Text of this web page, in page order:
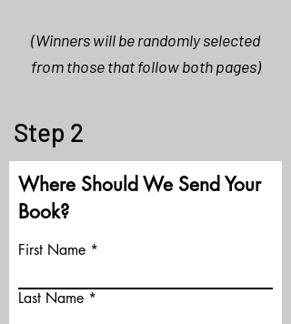
(Winnerswill be randomly selected
from those that follow both pages)
Step 2
Where Should We Send Your
Book?
First Name
Last Name